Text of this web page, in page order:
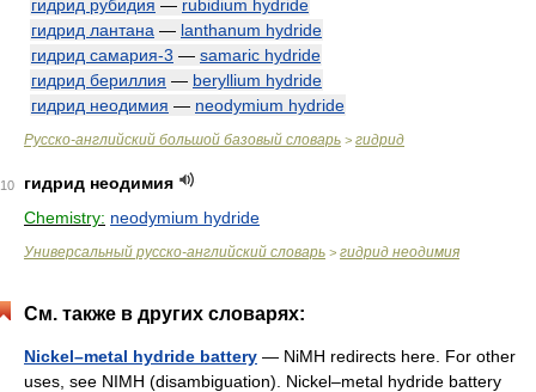
гидрид рубидия — rubidium hydride
гидрид лантана — lanthanum hydride
гидрид самария-3 — samaric hydride
гидрид бериллия — beryllium hydride
гидрид неодимия — neodymium hydride
Русско-английский большой базовый словарь > гидрид
10
гидрид неодимия
Chemistry: neodymium hydride
Универсальный русско-английский словарь > гидрид неодимия
См. также в других словарях:
Nickel–metal hydride battery — NiMH redirects here. For other
uses, see NIMH (disambiguation). Nickel–metal hydride battery